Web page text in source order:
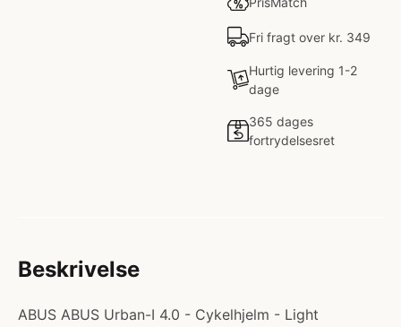
Fri fragt over kr. 349
Hurtig levering 1-2
dage
365 dages
fortrydelsesret
Beskrivelse
ABUS ABUS Urban-I 4.0 - Cykelhjelm - Light